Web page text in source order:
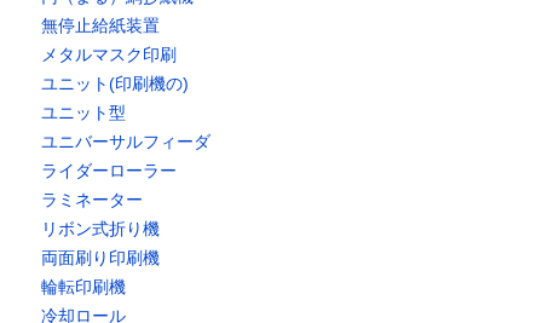
無停止給紙装置
メタルマスク印刷
ユニット(印刷機の)
ユニット型
ユニバーサルフィーダ
ライダーローラー
ラミネーター
リボン式折り機
両面刷り印刷機
輪転印刷機
冷却ロール